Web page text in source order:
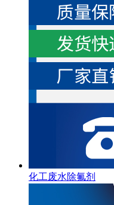
化工废水除氟剂